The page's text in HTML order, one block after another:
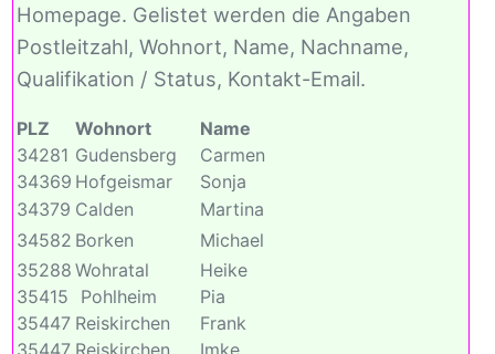
Homepage. Gelistet werden die Angaben
Postleitzahl, Wohnort, Name, Nachname,
Qualifikation / Status, Kontakt-Email.
PLZ Wohnort
Name
34281 Gudensberg
Carmen
34369 Hofgeismar
Sonja
34379 Calden
Martina
34582 Borken
Michael
35288 Wohratal
Heike
35415
Pohlheim
Pia
35447 Reiskirchen
Frank
35447 Reiskirchen
Imke